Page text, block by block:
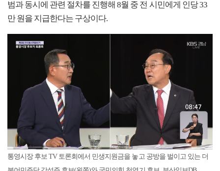
범과 동시에 관련 절차를 진행해 8월 중 전 시민에게 인당 33
만 원을 지급한다는 구상이다.
통영시장 후보 TV 토론회에서 민생지원금을 놓고 공방을 벌이고 있는 더